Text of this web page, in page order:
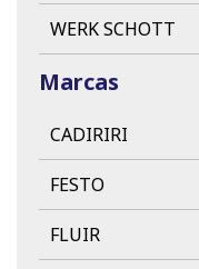
WERK SCHOTT
Marcas
CADIRIRI
FESTO
FLUIR